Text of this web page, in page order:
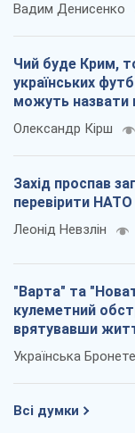
Вадим Денисенко
Чий буде Крим,
українських
можуть назвати
Олександр Кірш
Захід проспав
перевірити
Леонід Невзлін
"Варта" та
кулеметний
врятувавши
Українська
Всі думки